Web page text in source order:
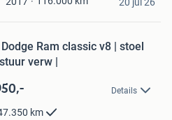
20 jul 26
Dodge Ram classic v8 | stoel
verw |
Details
km